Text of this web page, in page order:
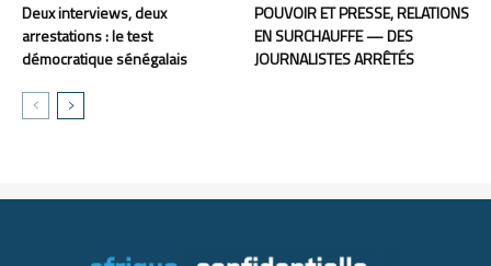
Deux interviews, deux
arrestations : le test
démocratique sénégalais
POUVOIR ET PRESSE, RELATIONS
EN SURCHAUFFE — DES
JOURNALISTES ARRÊTÉS